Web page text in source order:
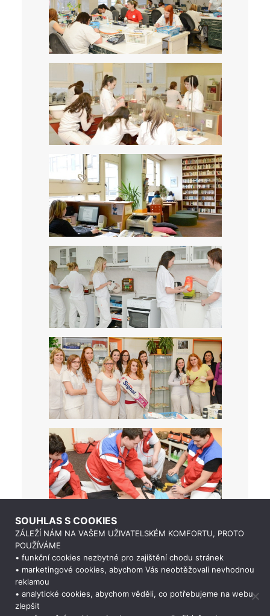
SOUHLAS S COOKIES
ZÁLEŽÍ NÁM NA VAŠEM UŽIVATELSKÉM KOMFORTU, PROTO
POUŽÍVÁME
• funkční cookies nezbytné pro zajištění chodu stránek
• marketingové cookies, abychom Vás neobtěžovali nevhodnou
reklamou
• analytické cookies, abychom věděli, co potřebujeme na webu
zlepšit